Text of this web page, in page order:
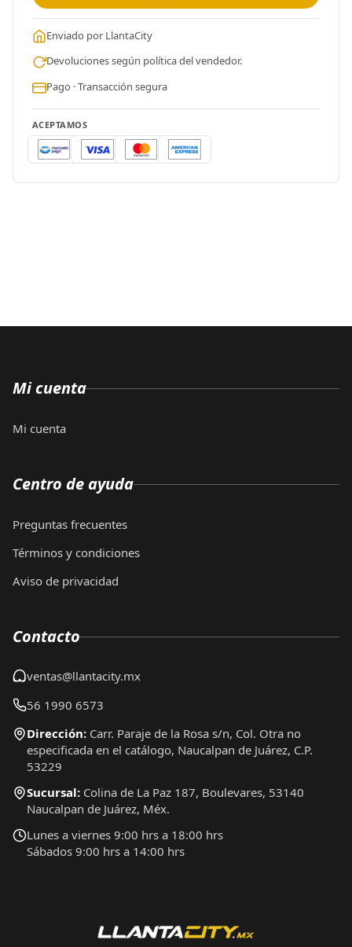
Enviado por LlantaCity
Devoluciones según política del vendedor.
Pago · Transacción segura
ACEPTAMOS
Mi cuenta
Mi cuenta
Centro de ayuda
Preguntas frecuentes
Términos y condiciones
Aviso de privacidad
Contacto
ventas@llantacity.mx
56 1990 6573
Dirección: Carr. Paraje de la Rosa s/n, Col. Otra no
especificada en el catálogo, Naucalpan de Juárez, C.P.
53229
Sucursal: Colina de La Paz 187, Boulevares, 53140
Naucalpan de Juárez, Méx.
Lunes a viernes 9:00 hrs a 18:00 hrs
Sábados 9:00 hrs a 14:00 hrs